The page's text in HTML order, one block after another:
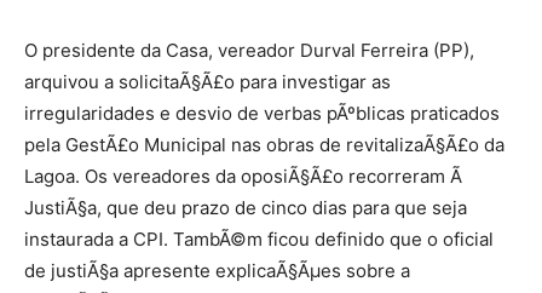
O presidente da Casa, vereador Durval Ferreira (PP),
arquivou a solicitaÃ§Ã£o para investigar as
irregularidades e desvio de verbas pÃºblicas praticados
pela GestÃ£o Municipal nas obras de revitalizaÃ§Ã£o da
Lagoa. Os vereadores da oposiÃ§Ã£o recorreram Ã
JustiÃ§a, que deu prazo de cinco dias para que seja
instaurada a CPI. TambÃ©m ficou definido que o oficial
de justiÃ§a apresente explicaÃ§Ãµes sobre a